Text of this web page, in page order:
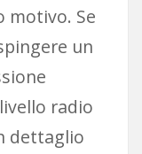
motivo. Se
un
radio
dettaglio